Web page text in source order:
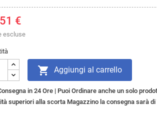
€
escluse
 Aggiungi al carrello
in 24 Ore | Puoi Ordinare anche un solo
superiori alla scorta Magazzino la consegna sarà di